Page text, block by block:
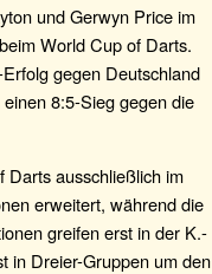
und Gerwyn Price im
World Cup of Darts.
gegen Deutschland
8:5-Sieg gegen die
Darts ausschließlich im
erweitert, während die
greifen erst in der K.-
in Dreier-Gruppen um den